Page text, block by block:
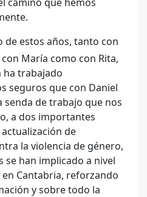
de estos años, tanto con
María como con Rita,
ha trabajado
seguros que con Daniel
senda de trabajo que nos
a dos importantes
de
la violencia de género,
se han implicado a nivel
Cantabria, reforzando
y sobre todo la